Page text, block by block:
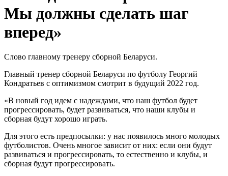
Мы должны сделать шаг
вперед»
Слово главному тренеру сборной Беларуси.
Главный тренер сборной Беларуси по футболу Георгий
Кондратьев с оптимизмом смотрит в будущий 2022 год.
«В новый год идем с надеждами, что наш футбол будет
прогрессировать, будет развиваться, что наши клубы и
сборная будут хорошо играть.
Для этого есть предпосылки: у нас появилось много молодых
футболистов. Очень многое зависит от них: если они будут
развиваться и прогрессировать, то естественно и клубы, и
сборная будут прогрессировать.